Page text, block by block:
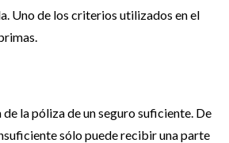
Uno de los criterios utilizados en el
la póliza de un seguro suficiente. De
sólo puede recibir una parte